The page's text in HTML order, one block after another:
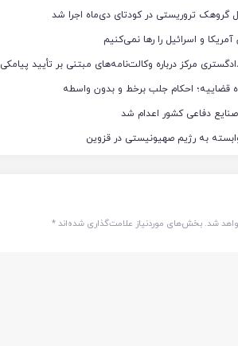
گروهک تروریستی در کودتای دی‌ماه اجرا شد
و اسرائیل را رها نمی‌کنیم
مرکز درباره وکالت‌نامه‌های مبتنی بر تأیید پیامکی
قضاییه؛ احکام جلب برخط و بدون واسطه
دفاعی کشور اعدام شد
شد. بخش‌های موردنیاز علامت‌گذاری شده‌اند*